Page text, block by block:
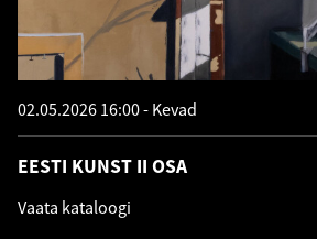
EESTI KUNST II OSA
02.05.2026 16:00 Kevad
Vaata kataloogi